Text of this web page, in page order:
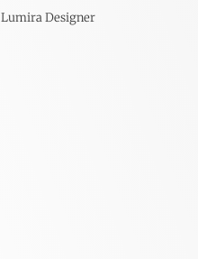
Lumira Designer